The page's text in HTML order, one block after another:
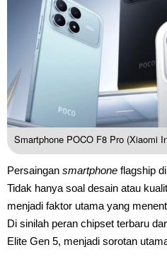
Smartphone POCO F8 Pro (Xiaomi
Persaingan smartphone flagship
Tidak hanya soal desain atau
menjadi faktor utama yang
Di sinilah peran chipset terbaru
Elite Gen 5, menjadi sorotan